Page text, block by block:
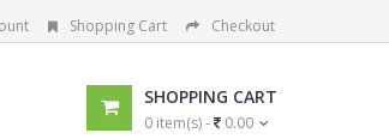
Shopping Cart Checkout
SHOPPING CART
0 item(s) - 0.00